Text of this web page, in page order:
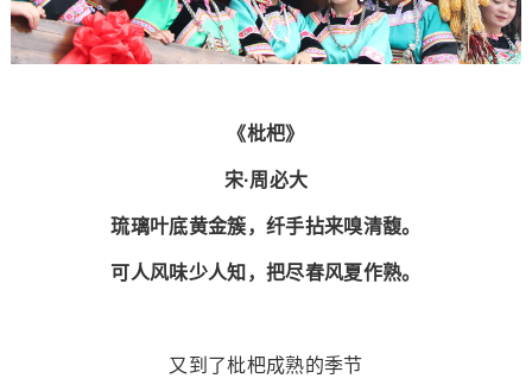
《枇杷》
宋·周必大
琉璃叶底黄金簇，纤手拈来嗅清馥。
可人风味少人知，把尽春风夏作熟。
又到了枇杷成熟的季节